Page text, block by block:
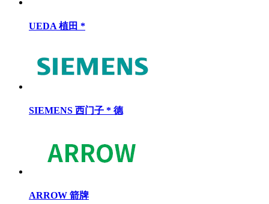
UEDA 植田 *
SIEMENS 西门子 * 德
ARROW 箭牌